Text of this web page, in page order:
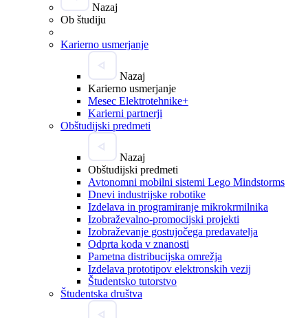
Nazaj
Ob študiju
Karierno usmerjanje
Nazaj
Karierno usmerjanje
Mesec Elektrotehnike+
Karierni partnerji
Obštudijski predmeti
Nazaj
Obštudijski predmeti
Avtonomni mobilni sistemi Lego Mindstorms
Dnevi industrijske robotike
Izdelava in programiranje mikrokrmilnika
Izobraževalno-promocijski projekti
Izobraževanje gostujočega predavatelja
Odprta koda v znanosti
Pametna distribucijska omrežja
Izdelava prototipov elektronskih vezij
Študentsko tutorstvo
Študentska društva